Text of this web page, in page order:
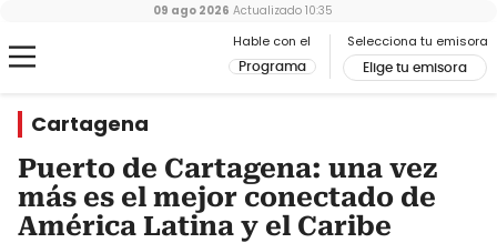
Hable con el
Programa
Selecciona tu emisora
Elige tu emisora
09 ago 2026 Actualizado 10:35
Cartagena
Puerto de Cartagena: una vez
más es el mejor conectado de
América Latina y el Caribe